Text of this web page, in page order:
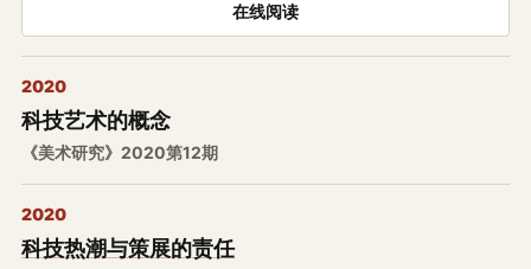
在线阅读
2020
科技艺术的概念
《美术研究》2020第12期
2020
科技热潮与策展的责任